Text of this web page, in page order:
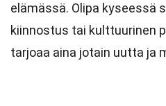
elämässä. Olipa kyseessä
kiinnostus tai kulttuurinen
tarjoaa aina jotain uutta ja